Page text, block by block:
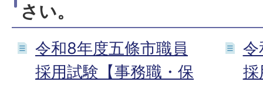
さい。
令和8年度五條市職員
採用試験【事務職・保
令
採